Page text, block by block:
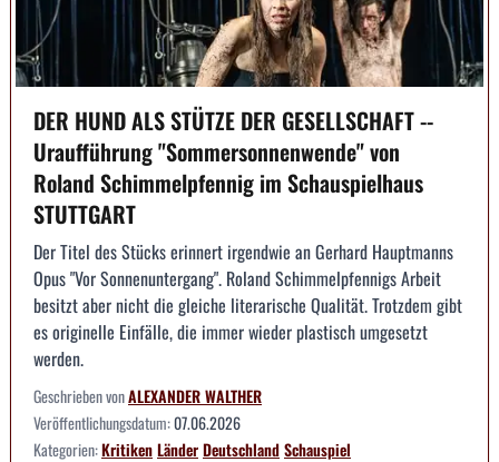
DER HUND ALS STÜTZE DER GESELLSCHAFT --
Uraufführung "Sommersonnenwende" von
Roland Schimmelpfennig im Schauspielhaus
STUTTGART
Der Titel des Stücks erinnert irgendwie an Gerhard Hauptmanns
Opus "Vor Sonnenuntergang". Roland Schimmelpfennigs Arbeit
besitzt aber nicht die gleiche literarische Qualität. Trotzdem gibt
es originelle Einfälle, die immer wieder plastisch umgesetzt
werden.
Geschrieben vonALEXANDER WALTHER
Veröffentlichungsdatum:07.06.2026
Kategorien:KritikenLänderDeutschlandSchauspiel